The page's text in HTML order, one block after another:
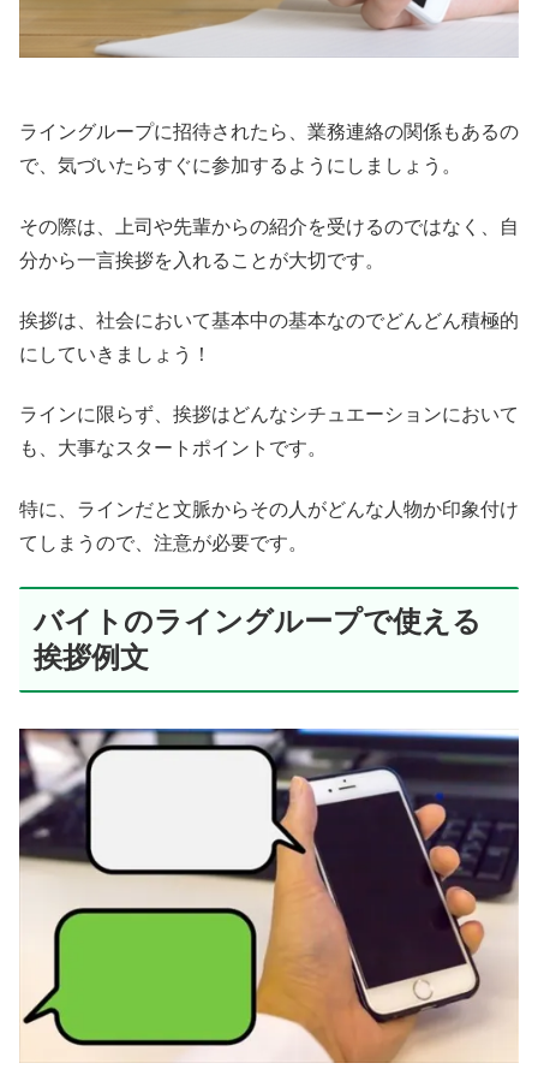
ライングループに招待されたら、業務連絡の関係もあるの
で、気づいたらすぐに参加するようにしましょう。
その際は、上司や先輩からの紹介を受けるのではなく、自
分から一言挨拶を入れることが大切です。
挨拶は、社会において基本中の基本なのでどんどん積極的
にしていきましょう！
ラインに限らず、挨拶はどんなシチュエーションにおいて
も、大事なスタートポイントです。
特に、ラインだと文脈からその人がどんな人物か印象付け
てしまうので、注意が必要です。
バイトのライングループで使える
挨拶例文